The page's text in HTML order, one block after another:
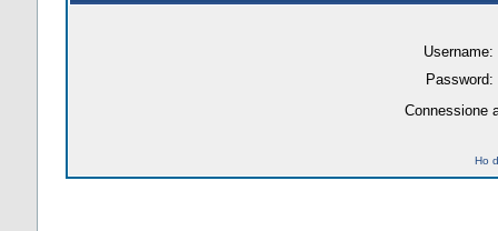
Username:
Password:
Connessione
Ho